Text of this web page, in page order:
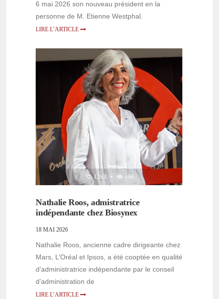
6 mai 2026 son nouveau président en la
personne de M. Etienne Westphal.
LIRE L’ARTICLE PERSONNALITÉS
LIKE • 166
Nathalie Roos, admistratrice
indépendante chez Biosynex
18 MAI 2026
Nathalie Roos, ancienne cadre dirigeante chez
Mars, L’Oréal et Ipsos, a été cooptée en qualité
d’administratrice indépendante par le conseil
d’administration de
LIRE L’ARTICLE PERSONNALITÉS